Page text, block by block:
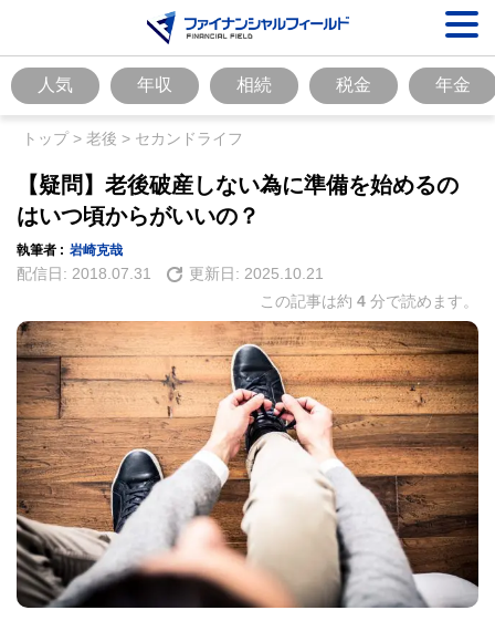
人気 年収 相続 税金 年金
トップ> 老後 > セカンドライフ
【疑問】老後破産しない為に準備を始めるの
はいつ頃からがいいの？
執筆者 : 岩崎克哉
配信日: 2018.07.31 更新日: 2025.10.21
この記事は約 4 分で読めます。